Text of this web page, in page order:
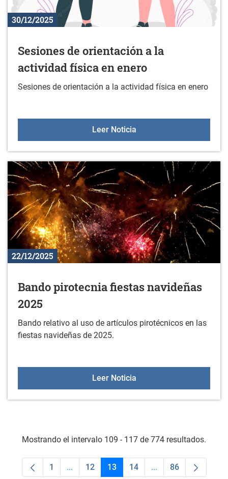
30/12/2025
Sesiones de orientación a la
actividad física en enero
Sesiones de orientación a la actividad física en enero
Leer NoticiaSesiones de orientación
22/12/2025
Bando pirotecnia fiestas navideñas
2025
Bando relativo al uso de artículos pirotécnicos en las
fiestas navideñas de 2025.
Leer NoticiaBando pirotecnia fiestas
Mostrando el intervalo 109 - 117 de 774 resultados.
Página
1 ...Páginas intermedias Use TAB para
Página
12 Página
13 Página
14 ...PáginasPágina
86